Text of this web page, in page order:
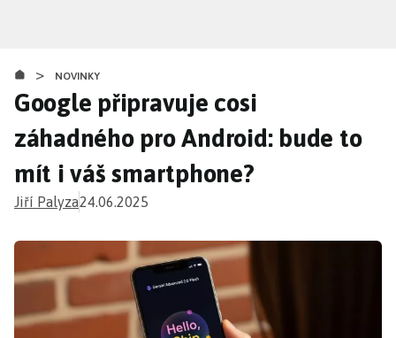
obsahu
> NOVINKY
Google připravuje cosi
záhadného pro Android: bude to
mít i váš smartphone?
Jiří Palyza24.06.2025